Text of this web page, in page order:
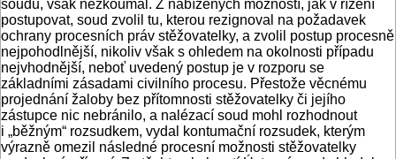
soudu, však nezkoumal. Z nabízených možností, jak v řízení
postupovat, soud zvolil tu, kterou rezignoval na požadavek
ochrany procesních práv stěžovatelky, a zvolil postup procesně
nejpohodlnější, nikoliv však s ohledem na okolnosti případu
nejvhodnější, neboť uvedený postup je v rozporu se
základními zásadami civilního procesu. Přestože věcnému
projednání žaloby bez přítomnosti stěžovatelky či jejího
zástupce nic nebránilo, a nalézací soud mohl rozhodnout
i „běžným“ rozsudkem, vydal kontumační rozsudek, kterým
výrazně omezil následné procesní možnosti stěžovatelky